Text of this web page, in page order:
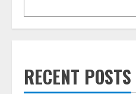
RECENT POSTS